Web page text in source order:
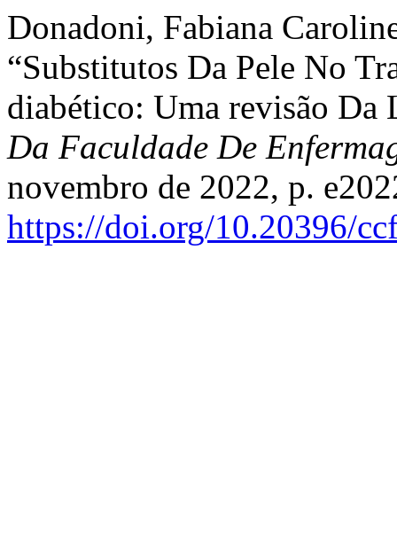
Donadoni, Fabiana
“Substitutos Da Pele No
diabético: Uma revisão Da
Da Faculdade De
novembro de 2022, p.
https://doi.org/10.20396/